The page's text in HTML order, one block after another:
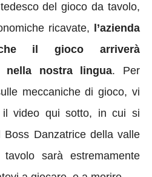
del gioco da tavolo,
ricavate,
l’azienda
il gioco arriverà
nella nostra lingua. Per
meccaniche di gioco, vi
il video qui sotto, in cui si
Danzatrice della valle
sarà estremamente